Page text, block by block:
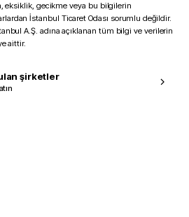
eksiklik, gecikme veya bu bilgilerin
İstanbul Ticaret Odası sorumlu değildir.
A.Ş. adına açıklanan tüm bilgi ve verilerin
aittir.
şirketler